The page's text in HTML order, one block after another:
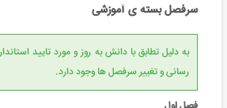
سرفصل بسته ی آموزشی
رسانی و تغییر سرفصل ها وجود دارد.